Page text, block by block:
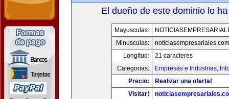
El dueño de este dominio lo
Mayusculas:
Minusculas:
noticiasempresariales.com
Longitud:
21 caracteres
Categorias:
Empresas e Industrias,
Precio:
Realizar una oferta!
Visitar!